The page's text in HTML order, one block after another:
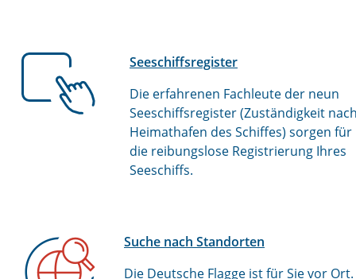
Seeschiffsregister
Die erfahrenen Fachleute der neun
Seeschiffsregister (Zuständigkeit
Heimathafen des Schiffes) sorgen für
die reibungslose Registrierung Ihres
Seeschiffs.
Suche nach Standorten
Die Deutsche Flagge ist für Sie vor Ort.